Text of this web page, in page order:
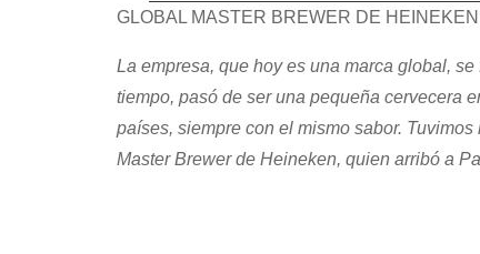
GLOBAL MASTER BREWER DE
La empresa, que hoy es una marca global,
tiempo, pasó de ser una pequeña cervecera
países, siempre con el mismo sabor.
Master Brewer de Heineken, quien arribó a